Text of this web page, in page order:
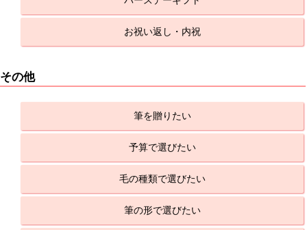
お祝い返し・内祝
その他
筆を贈りたい
予算で選びたい
毛の種類で選びたい
筆の形で選びたい